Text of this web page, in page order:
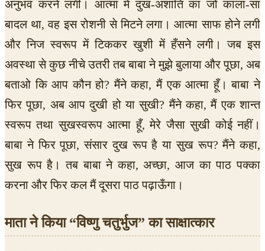
अनुभव करने लगी। आत्मा में दुख-अशांति का जो काला-सा
बादल था, वह इस रोशनी से मिटने लगा। आत्मा साफ होने लगी
और निज स्वरूप में टिककर खुशी में हँसने लगी। जब इस
अवस्था से कुछ नीचे उतरी तब बाबा ने मुझे बुलाया और पूछा, अब
बताओ कि आप कौन हो? मैंने कहा, मैं एक आत्मा हूँ। बाबा ने
फिर पूछा, अब आप दुखी हो या सुखी? मैंने कहा, मैं एक शान्त
स्वरूप तथा सुखस्वरूप आत्मा हूँ, मेरे जैसा सुखी कोई नहीं।
बाबा ने फिर पूछा, संसार दुख रूप है या सुख रूप? मैंने कहा,
सुख रूप है। तब बाबा ने कहा, अच्छा, आज का पाठ पक्का
करना और फिर कल मैं दूसरा पाठ पढ़ाऊँगा।
माता ने किया “विष्णु चतुर्भुज” का साक्षात्कार